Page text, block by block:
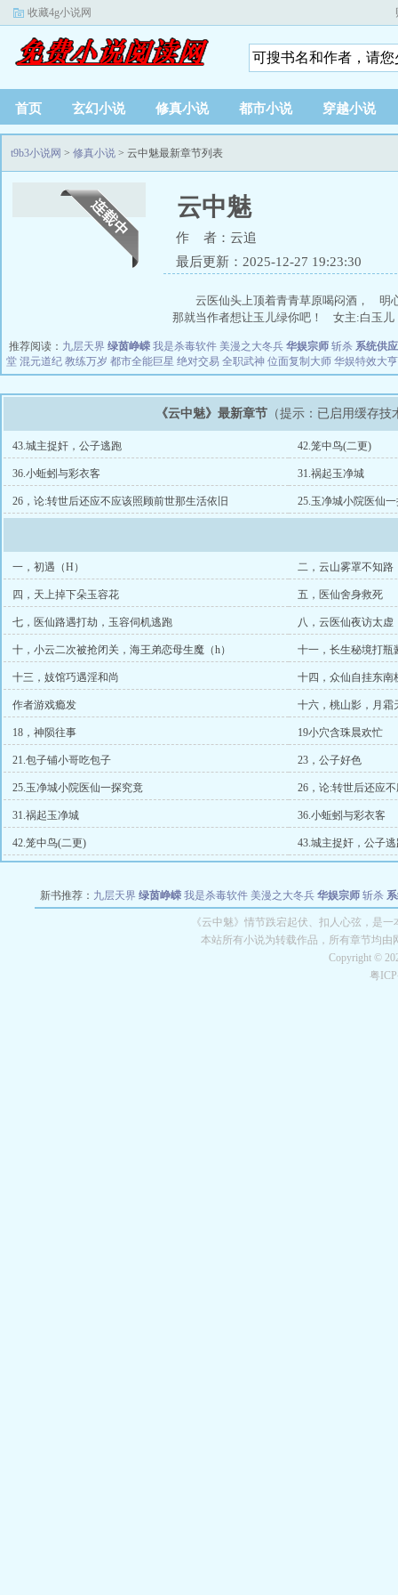
收藏4g小说网
首页 玄幻小说 修真小说 都市小说 穿越小说
t9b3小说网 > 修真小说 > 云中魅最新章节列表
云中魅
作 者：云追
最后更新：2025-12-27 19:23:30
云医仙头上顶着青青草原喝闷酒， 明
那就当作者想让玉儿绿你吧！ 女主:白玉
推荐阅读： 九层天界 绿茵峥嵘 我是杀毒软件 美漫之大冬兵 华娱宗师 斩杀 系统供
堂 混元道纪 教练万岁 都市全能巨星 绝对交易 全职武神 位面复制大师 华娱特效大亨
《云中魅》最新章节 （提示：已启用缓存
43.城主捉奸，公子逃跑 42.笼中鸟(二更)
36.小蚯蚓与彩衣客 31.祸起玉净城
26，论:转世后还应不应该照顾前世那生活依旧 25.玉净城小院医仙
一，初遇（H） 二，云山雾罩不知路
四，天上掉下朵玉容花 五，医仙舍身救死
七，医仙路遇打劫，玉容伺机逃跑 八，云医仙夜访太虚
十，小云二次被抢闭关，海王弟恋母生魔（h） 十一，长生秘境打瓶
十三，妓馆巧遇淫和尚 十四，众仙自挂东南
作者游戏瘾发 十六，桃山影，月霜
18，神陨往事 19小穴含珠晨欢忙
21.包子铺小哥吃包子 23，公子好色
25.玉净城小院医仙一探究竟 26，论:转世后还应
31.祸起玉净城 36.小蚯蚓与彩衣客
42.笼中鸟(二更) 43.城主捉奸，公子
新书推荐： 九层天界 绿茵峥嵘 我是杀毒软件 美漫之大冬兵 华娱宗师 斩杀
都市全能巨星 绝对交易 全职武神 位面复
《云中魅》情节跌宕起伏、扣人心弦，是
本站所有小说为转载作品，所有章节均
Copyright ©
粤